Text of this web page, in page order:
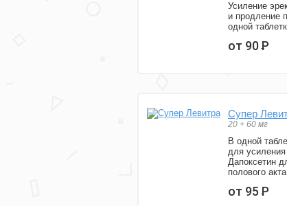
Усиление
и продление
одной
от 90Р
Супер
20 + 60 мг
В одной
для
Дапоксетин
полового
от 95Р